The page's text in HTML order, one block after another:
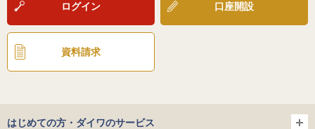
ログイン 口座開設
資料請求
はじめての方・ダイワのサービス